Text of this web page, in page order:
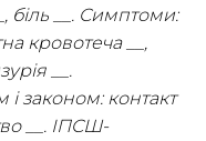
біль __. Симптоми:
кровотеча __,
__.
законом: контакт
__. ІПСШ-